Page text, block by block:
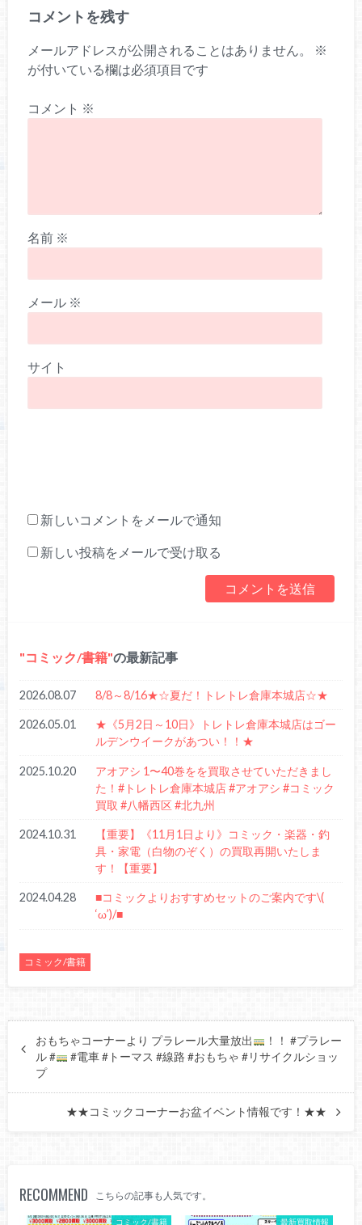
コメントを残す
メールアドレスが公開されることはありません。
※
が付いている欄は必須項目です
コメント ※
名前 ※
メール ※
サイト
新しいコメントをメールで通知
新しい投稿をメールで受け取る
コミック/書籍 の最新記事
2026.08.07 8/8～8/16★☆夏だ！トレトレ倉庫本城店☆★
2026.05.01
★《5月2日～10日》トレトレ倉庫本城店はゴー
ルデンウイークがあつい！！★
2025.10.20
アオアシ 1〜40巻をを買取させていただきまし
た！#トレトレ倉庫本城店 #アオアシ #コミック
買取 #八幡西区 #北九州
2024.10.31
【重要】《11月1日より》コミック・楽器・釣
具・家電（白物のぞく）の買取再開いたしま
す！【重要】
2024.04.28
■コミックよりおすすめセットのご案内です\(
‘ω’)/■
コミック/書籍
おもちゃコーナーより プラレール大量放出
！！ #プラレー
ル #
#電車 #トーマス #線路 #おもちゃ #リサイクルショッ
プ
★★コミックコーナーお盆イベント情報です！★★
RECOMMEND こちらの記事も人気です。
コミック/書籍 最新買取情報